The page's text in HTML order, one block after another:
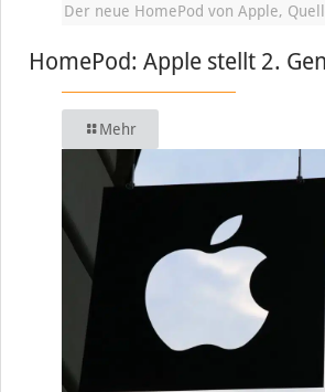
Der neue HomePod von Apple,
HomePod: Apple stellt 2.
Mehr